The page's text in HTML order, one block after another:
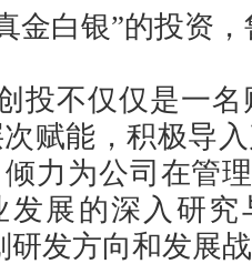
金白银”的投资
投不仅仅是一
赋能，积极导
力为公司在管
发展的深入研
研发方向和发展